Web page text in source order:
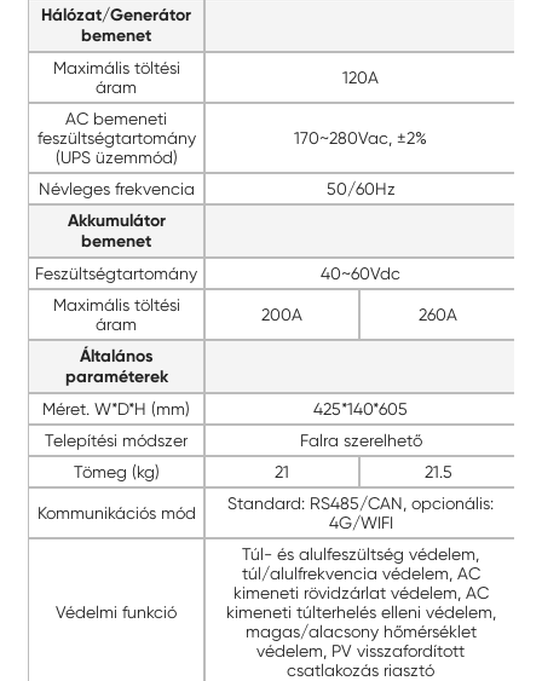
Hálózat/Generátor
bemenet
Maximális töltési
áram
120A
AC bemeneti
feszültségtartomány
(UPS üzemmód)
170~280Vac, ±2%
Névleges frekvencia 50/60Hz
Akkumulátor
bemenet
Feszültségtartomány
40~60Vdc
Maximális töltési
áram
200A 260A
Általános
paraméterek
Méret. W*D*H (mm)
425*140*605
Telepítési módszer
Falra szerelhető
Tömeg (kg)
21 21.5
Kommunikációs mód
Standard: RS485/CAN, opcionális:
4G/WIFI
Védelmi funkció
Túl- és alulfeszültség védelem,
túl/alulfrekvencia védelem, AC
kimeneti rövidzárlat védelem, AC
kimeneti túlterhelés elleni védelem,
magas/alacsony hőmérséklet
védelem, PV visszafordított
csatlakozás riasztó